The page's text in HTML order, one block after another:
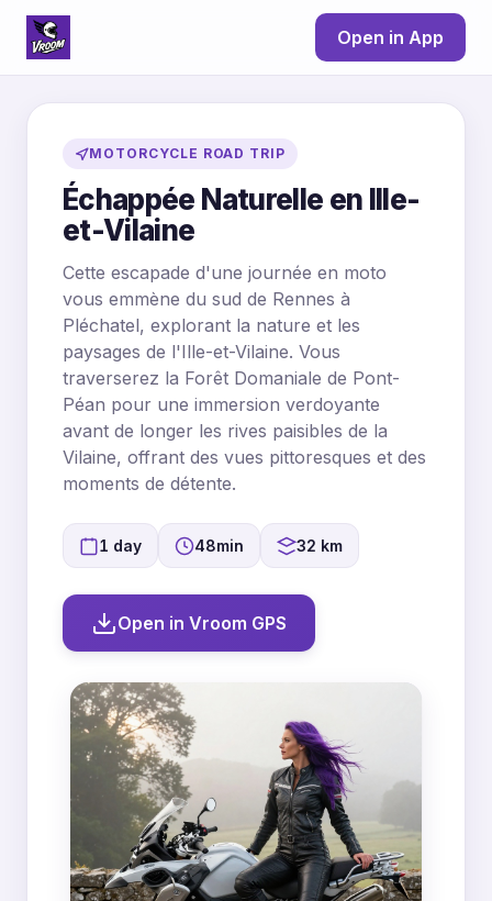
Open in App
MOTORCYCLE ROAD TRIP
Échappée Naturelle en Ille-
et-Vilaine
Cette escapade d'une journée en moto
vous emmène du sud de Rennes à
Pléchatel, explorant la nature et les
paysages de l'Ille-et-Vilaine. Vous
traverserez la Forêt Domaniale de Pont-
Péan pour une immersion verdoyante
avant de longer les rives paisibles de la
Vilaine, offrant des vues pittoresques et des
moments de détente.
1 day 48min 32 km
Open in Vroom GPS